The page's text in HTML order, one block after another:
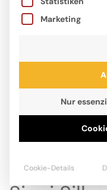
Marketing
Nur
Cookie-Details